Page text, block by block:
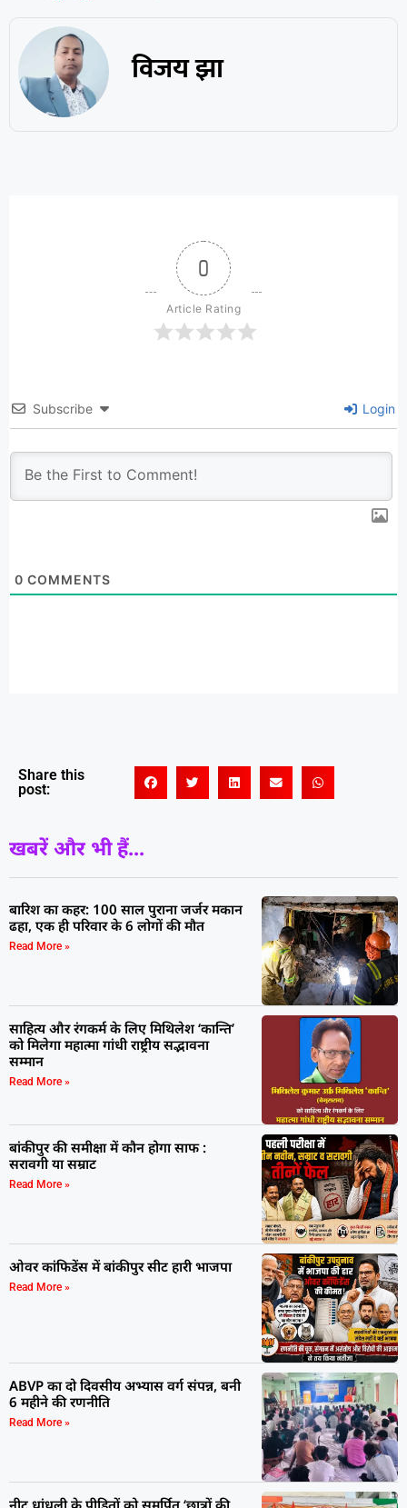
विजय झा
0
Article Rating
Subscribe Login
0 COMMENTS
Share this
post:
खबरें और भी हैं...
बारिश का कहर: 100 साल पुराना जर्जर मकान
ढहा, एक ही परिवार के 6 लोगों की मौत
Read More »
साहित्य और रंगकर्म के लिए मिथिलेश ‘कान्ति’
को मिलेगा महात्मा गांधी राष्ट्रीय सद्भावना
सम्मान
Read More »
बांकीपुर की समीक्षा में कौन होगा साफ :
सरावगी या सम्राट
Read More »
ओवर कांफिडेंस में बांकीपुर सीट हारी भाजपा
Read More »
ABVP का दो दिवसीय अभ्यास वर्ग संपन्न, बनी
6 महीने की रणनीति
Read More »
नीट धांधली के पीड़ितों को समर्पित ‘छात्रों की